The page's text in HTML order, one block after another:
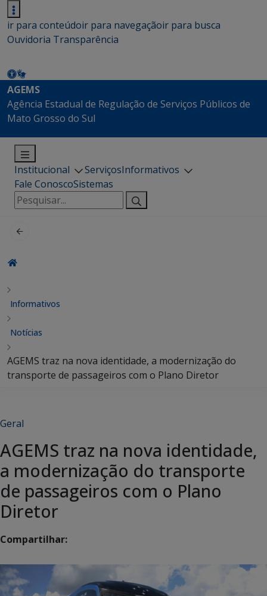
ir para conteúdoir para navegaçãoir para busca
Ouvidoria Transparência
AGEMS
Agência Estadual de Regulação de Serviços Públicos de
Mato Grosso do Sul
Institucional ServiçosInformativos
Fale ConoscoSistemas
Pesquisar
por:
Informativos
Notícias
AGEMS traz na nova identidade, a modernização do
transporte de passageiros com o Plano Diretor
Geral
AGEMS traz na nova identidade,
a modernização do transporte
de passageiros com o Plano
Diretor
Compartilhar: